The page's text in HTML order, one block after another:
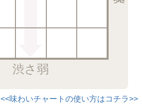
渋さ弱
<<味わいチャートの使い方はコチラ>>